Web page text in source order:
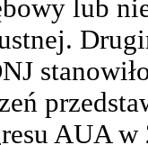
lub
AUA